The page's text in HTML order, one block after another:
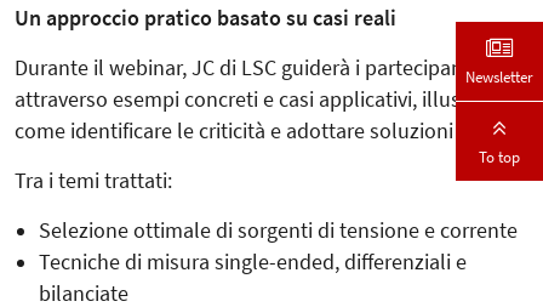
Un approccio pratico basato su casi reali
Durante il webinar, JC di LSC guiderà i partecipanti
attraverso esempi concreti e casi applicativi, illustrando
come identificare le criticità e adottare soluzioni efficaci.
Tra i temi trattati:
Selezione ottimale di sorgenti di tensione e corrente
Tecniche di misura single-ended, differenziali e
bilanciate
Newsletter
To top